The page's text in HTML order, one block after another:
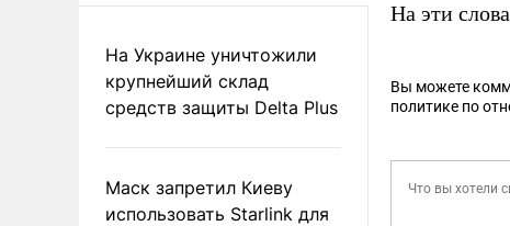
На Украине уничтожили
крупнейший склад
средств защиты Delta Plus
Маск запретил Киеву
использовать Starlink для
На эти
Вы можете
политике по